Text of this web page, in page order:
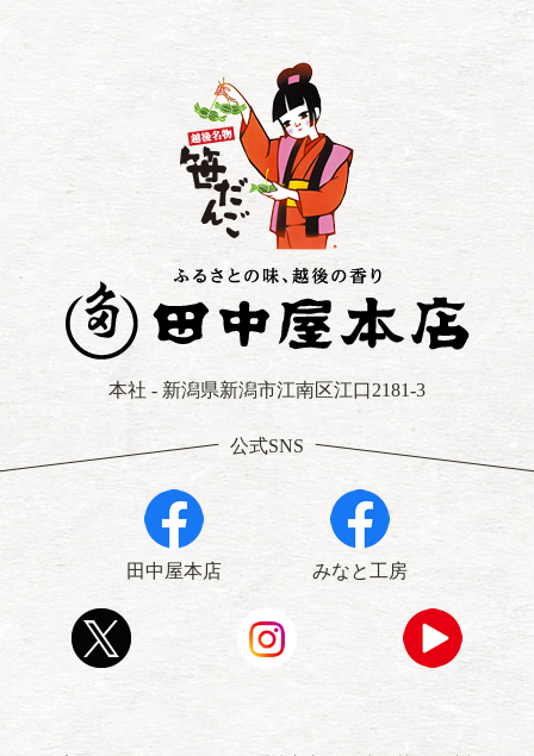
本社 - 新潟県新潟市江南区江口2181-3
公式SNS
田中屋本店 みなと工房